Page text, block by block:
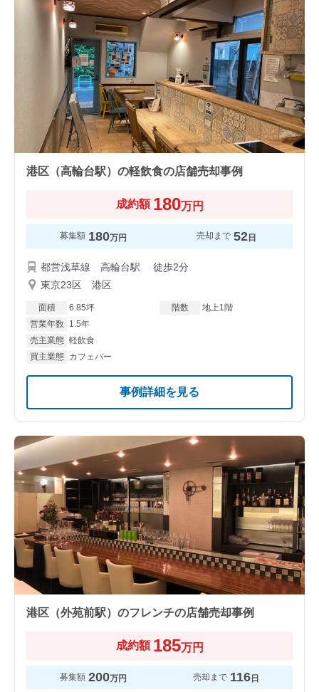
港区（高輪台駅）の軽飲食の店舗売却事例
成約額 180万円
募集額 180万円 売却まで 52日
都営浅草線 高輪台駅 徒歩2分
東京23区 港区
面積 6.85坪 階数
地上1階
営業年数
1.5年
売主業態 軽飲食
買主業態
カフェバー
事例詳細を見る
港区（外苑前駅）のフレンチの店舗売却事例
成約額 185万円
募集額 200万円 売却まで 116 日